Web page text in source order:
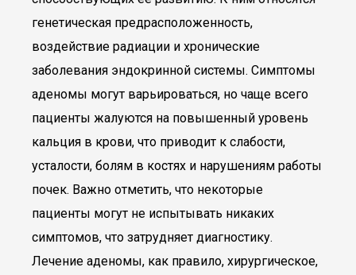
генетическая предрасположенность,
воздействие радиации и хронические
заболевания эндокринной системы. Симптомы
аденомы могут варьироваться, но чаще всего
пациенты жалуются на повышенный уровень
кальция в крови, что приводит к слабости,
усталости, болям в костях и нарушениям работы
почек. Важно отметить, что некоторые
пациенты могут не испытывать никаких
симптомов, что затрудняет диагностику.
Лечение аденомы, как правило, хирургическое,